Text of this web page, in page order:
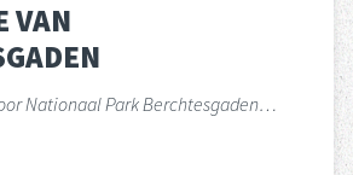
VAN
Nationaal Park Berchtesgaden…